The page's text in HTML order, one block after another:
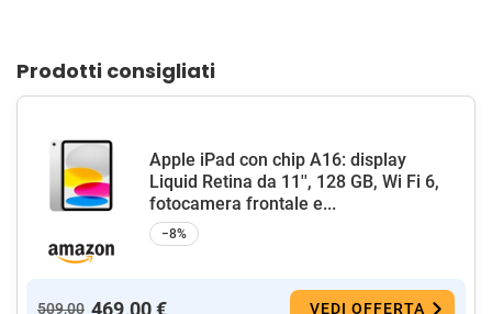
Prodotti consigliati
Apple iPad con chip A16: display
Liquid Retina da 11'', 128 GB, Wi Fi 6,
fotocamera frontale e...
−8%
509,00 VEDI OFFERTA